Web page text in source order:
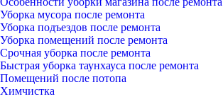
Уборка мусора после ремонта
Уборка подъездов после ремонта
Уборка помещений после ремонта
Срочная уборка после ремонта
Быстрая уборка таунхауса после ремонта
Помещений после потопа
Химчистка